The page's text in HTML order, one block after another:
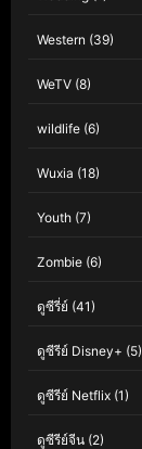
Western (39)
WeTV (8)
wildlife (6)
Wuxia (18)
Youth (7)
Zombie (6)
ดูซีรี่ย์ (41)
ดูซีรีย์ Disney+ (5)
ดูซีรีย์ Netflix (1)
ดูซีรีย์จีน (2)